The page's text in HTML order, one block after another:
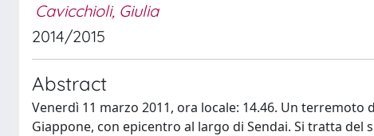
Cavicchioli, Giulia
2014/2015
Abstract
Venerdì 11 marzo 2011, ora locale: 14.46. Un
Giappone, con epicentro al largo di Sendai. Si tratta